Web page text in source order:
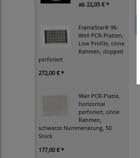
ab 22,05 € *
FrameStar® 96-
Well PCR-Platten,
Low Profile, ohne
Rahmen, doppelt
perforiert
272,00 € *
96er PCR-Platte,
horizontal
perforiert, ohne
Rahmen,
schwarze Nummerierung, 50
Stück
177,00 € *